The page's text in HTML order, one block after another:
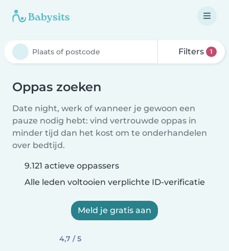
Filters 1
Oppas zoeken
Date night, werk of wanneer je gewoon een
pauze nodig hebt: vind vertrouwde oppas in
minder tijd dan het kost om te onderhandelen
over bedtijd.
9.121 actieve oppassers
Alle leden voltooien verplichte ID-verificatie
Meld je gratis aan
4,7 / 5